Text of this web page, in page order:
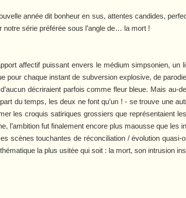
année dit bonheur en sus, attentes candides,
série préférée sous l’angle de… la mort !
affectif puissant envers le médium simpsonien, un
pour chaque instant de subversion explosive, de
décriraient parfois comme fleur bleue. Mais au-
du temps, les deux ne font qu’un ! - se trouve une
les croquis satiriques grossiers que représentaient les
l’ambition fut finalement encore plus maousse que les
scènes touchantes de réconciliation / évolution
la plus usitée qui soit : la mort, son intrusion